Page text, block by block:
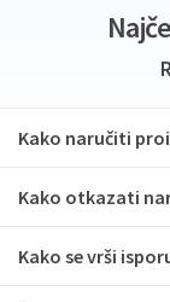
Kako naručiti
Kako otkazati
Kako se vrši